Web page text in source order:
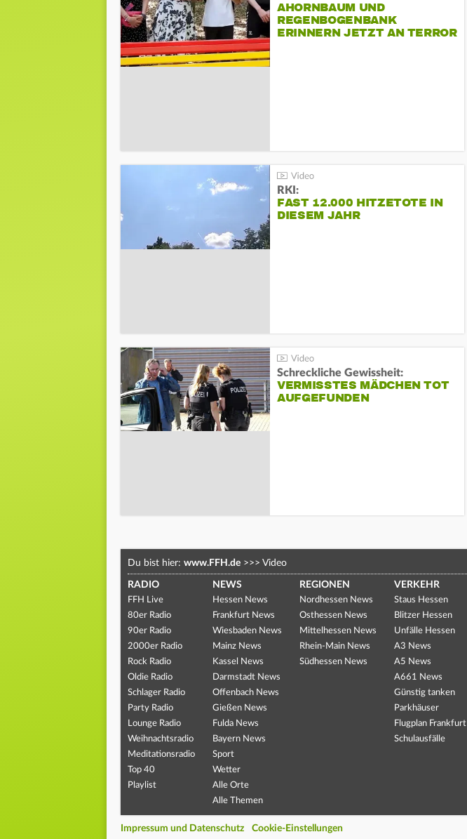
AHORNBAUM UND
REGENBOGENBANK
ERINNERN JETZT AN TERROR
RKI:
FAST 12.000 HITZETOTE IN
DIESEM JAHR
Schreckliche Gewissheit:
VERMISSTES MÄDCHEN TOT
AUFGEFUNDEN
Du bist hier: www.FFH.de >>> Video
RADIO
FFH Live
80er Radio
90er Radio
2000er Radio
Rock Radio
Oldie Radio
Schlager Radio
Party Radio
Lounge Radio
Weihnachtsradio
Meditationsradio
Top 40
Playlist
NEWS
Hessen News
Frankfurt News
Wiesbaden News
Mainz News
Kassel News
Darmstadt News
Offenbach News
Gießen News
Fulda News
Bayern News
Sport
Wetter
Alle Orte
Alle Themen
REGIONEN
Nordhessen News
Osthessen News
Mittelhessen News
Rhein-Main News
Südhessen News
VERKEHR
Staus Hessen
Blitzer Hessen
Unfälle Hessen
A3 News
A5 News
A661 News
Günstig tanken
Parkhäuser
Flugplan Frankfurt
Schulausfälle
Impressum und Datenschutz Cookie-Einstellungen